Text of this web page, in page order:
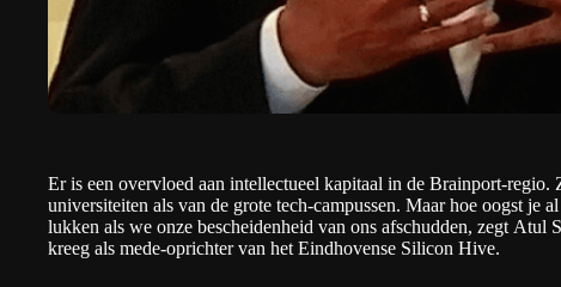
Er is een overvloed aan intellectueel kapitaal in de Brainport-regio.
universiteiten als van de grote tech-campussen. Maar hoe oogst je
lukken als we onze bescheidenheid van ons afschudden, zegt Atul
kreeg als mede-oprichter van het Eindhovense Silicon Hive.